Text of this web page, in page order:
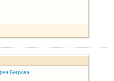
Бегрова